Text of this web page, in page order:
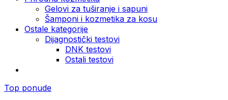
Gelovi za tuširanje i sapuni
Šamponi i kozmetika za kosu
Ostale kategorije
Dijagnostički testovi
DNK testovi
Ostali testovi
Top ponude